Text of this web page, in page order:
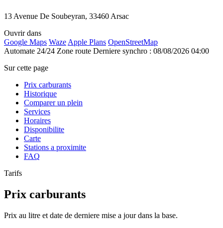
13 Avenue De Soubeyran, 33460 Arsac
Ouvrir dans
Google Maps Waze Apple Plans OpenStreetMap
Automate 24/24 Zone route Derniere synchro : 08/08/2026 04:00
Sur cette page
Prix carburants
Historique
Comparer un plein
Services
Horaires
Disponibilite
Carte
Stations a proximite
FAQ
Tarifs
Prix carburants
Prix au litre et date de derniere mise a jour dans la base.